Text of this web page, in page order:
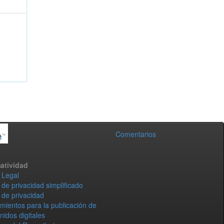
Comentarios
privacidad simplificado
privacidad
para la publicación de
digitales